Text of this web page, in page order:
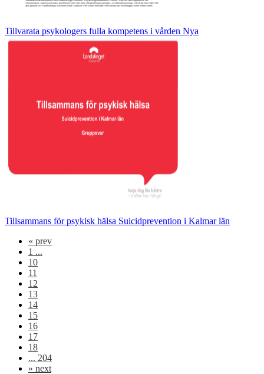
Tillvarata psykologers fulla kompetens i vården Nya
Tillsammans för psykisk hälsa Suicidprevention i Kalmar län
« prev
1 ...
10
11
12
13
14
15
16
17
18
... 204
» next